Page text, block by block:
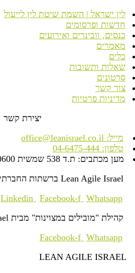
לין ישראל | השמת שיטת לין לייעול
חדשות ופרסומים
כנסים, וובינרים ואירועים
מאמרים
כלים
שאלות ותשובות
סרטונים
צור קשר
מדיניות פרטיות
יצירת קשר
מייל: office@leanisrael.co.il
טלפון: 04-6475-444
מען מכתבים: ת.ד 538 שמשית 1790600
Lean Agile Israel ברשתות החברתיות
Linkedin
Facebook-f Whatsapp
קהילת "מובילים במצוינות" מבית Lean Agile Israel
Facebook-f Whatsapp
LEAN AGILE ISRAEL